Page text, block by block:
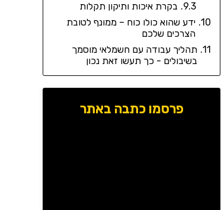
בקרת איכות ותיקון תקלות
ידע שהוא כולו כוח – ממונף לטובת
הצרכים שלכם
תהליך עבודה עם חשמלאי מוסמך
בשיבולים - כך תעשו זאת נכון
פרסמו כתבה באתר